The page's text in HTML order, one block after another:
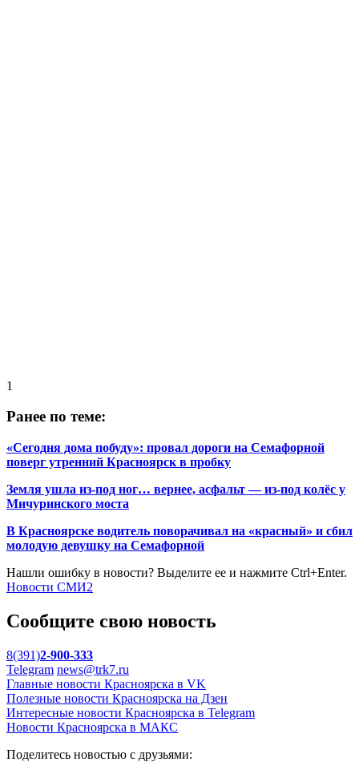
1
Ранее по теме:
«Сегодня дома побуду»: провал дороги на Семафорной
поверг утренний Красноярск в пробку
Земля ушла из-под ног… вернее, асфальт — из-под колёс у
Мичуринского моста
В Красноярске водитель поворачивал на «красный» и сбил
молодую девушку на Семафорной
Нашли ошибку в новости? Выделите ее и нажмите Ctrl+Enter.
Новости СМИ2
Сообщите свою новость
8(391)2-900-333
Telegram news@trk7.ru
Главные новости Красноярска в VK
Полезные новости Красноярска на Дзен
Интересные новости Красноярска в Telegram
Новости Красноярска в МАКС
Поделитесь новостью с друзьями: